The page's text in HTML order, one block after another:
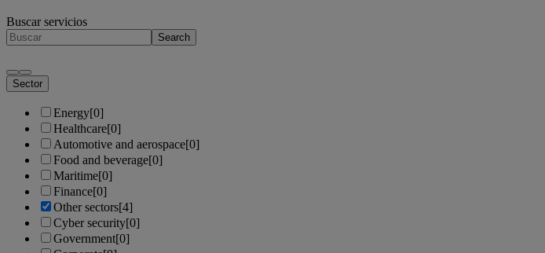
Buscar servicios
Search
Sector
Energy[0]
Healthcare[0]
Automotive and aerospace[0]
Food and beverage[0]
Maritime[0]
Finance[0]
Other sectors[4]
Cyber security[0]
Government[0]